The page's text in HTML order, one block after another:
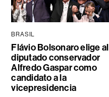
BRASIL
Flávio Bolsonaro elige al
diputado conservador
Alfredo Gaspar como
candidato a la
vicepresidencia